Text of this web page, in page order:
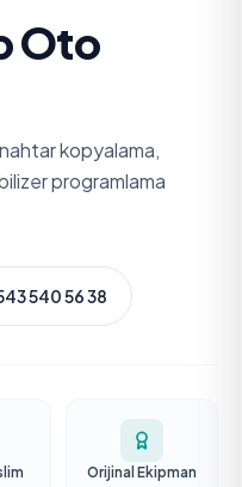
Oto
kopyalama,
programlama
540 56 38
Orijinal Ekipman